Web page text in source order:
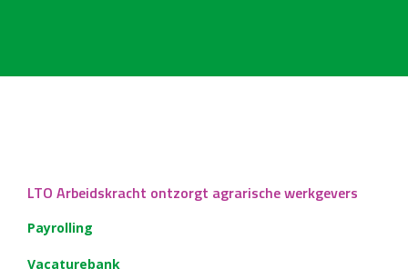
LTO Arbeidskracht ontzorgt agrarische werkgevers
Payrolling
Vacaturebank